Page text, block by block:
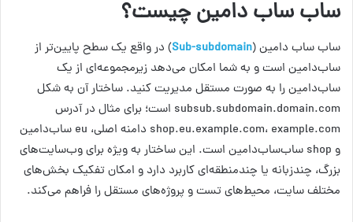
ساب ساب دامین چیست؟
ساب‌ ساب‌ دامین (Sub-subdomain) در واقع یک سطح پایین‌تر از
ساب‌دامین است و به شما امکان می‌دهد زیرمجموعه‌ای از یک
ساب‌دامین را به صورت مستقل مدیریت کنید. ساختار آن به شکل
subsub.subdomain.domain.com است؛ برای مثال در آدرس
shop.eu.example.com، example.com دامنه اصلی، eu ساب‌دامین
و shop ساب‌ساب‌دامین است. این ساختار به ویژه برای وب‌سایت‌های
بزرگ، چندزبانه یا چندمنطقه‌ای کاربرد دارد و امکان تفکیک بخش‌های
مختلف سایت، محیط‌های تست و پروژه‌های مستقل را فراهم می‌کند.